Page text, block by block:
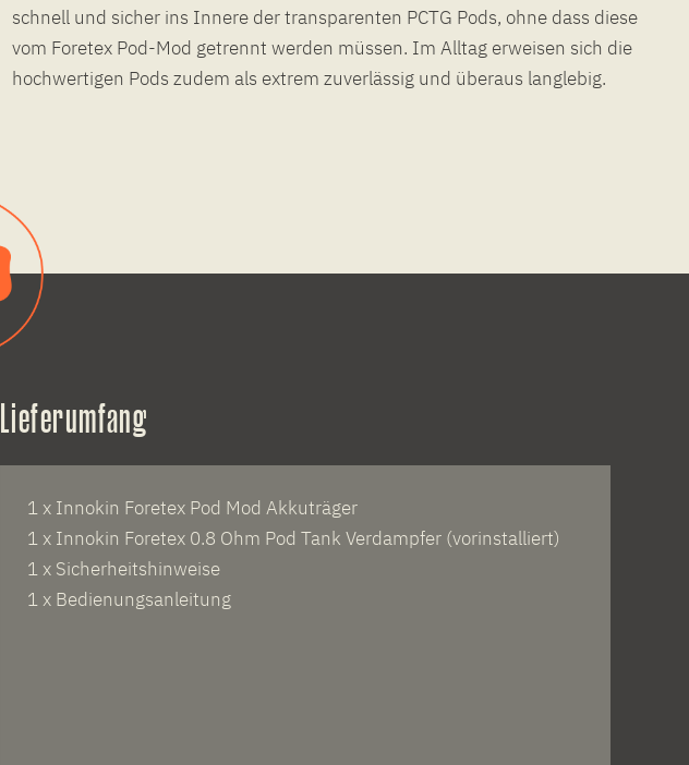
schnell und sicher ins Innere der transparenten PCTG Pods, ohne dass diese
vom Foretex Pod-Mod getrennt werden müssen. Im Alltag erweisen sich die
hochwertigen Pods zudem als extrem zuverlässig und überaus langlebig.
Lieferumfang
1 x Innokin Foretex Pod Mod Akkuträger
1 x Innokin Foretex 0.8 Ohm Pod Tank Verdampfer (vorinstalliert)
1 x Sicherheitshinweise
1 x Bedienungsanleitung